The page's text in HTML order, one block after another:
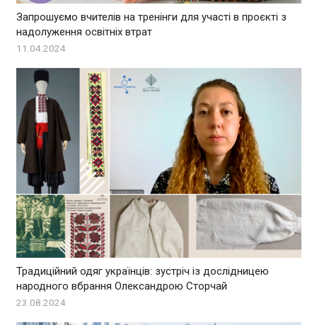
Запрошуємо вчителів на тренінги для участі в проєкті з
надолуження освітніх втрат
11.04.2024
Традиційний одяг українців: зустріч із дослідницею
народного вбрання Олександрою Сторчай
23.08.2024